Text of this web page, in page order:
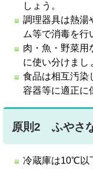
しょう。
調理器具は熱湯
ム等で消毒を行
肉・魚・野菜用
に使い分けまし
食品は相互汚染
容器等に適正に
原則2 ふやさ
冷蔵庫は10℃以